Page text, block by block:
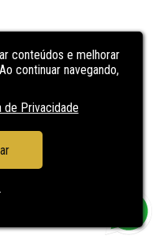
conteúdos e melhorar
continuar navegando,
de Privacidade